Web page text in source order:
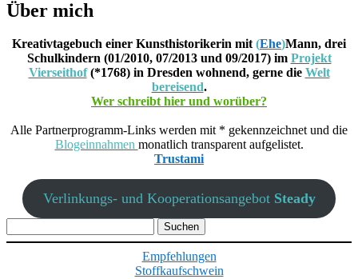
Über mich
Kreativtagebuch einer Kunsthistorikerin mit(Ehe)Mann, drei
Schulkindern (01/2010, 07/2013 und 09/2017) im Projekt
Vierseithof(*1768) in Dresden wohnend, gerne die Welt
bereisend.
Wer schreibt hier und worüber?
Alle Partnerprogramm-Links werden mit * gekennzeichnet und die
Blogeinnahmen monatlich transparent aufgelistet.
Trustami
Verlinkungs- und Kooperationsangebot Steady
nach:
Empfehlungen
Stoffkaufschwein